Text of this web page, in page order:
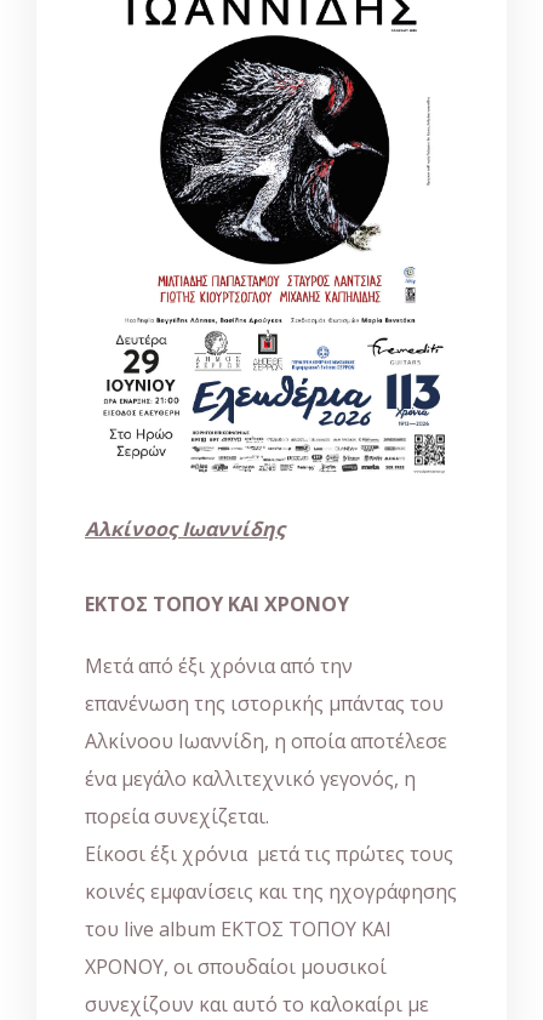
Αλκίνοος Ιωαννίδης
ΕΚΤΟΣ ΤΟΠΟΥ ΚΑΙ ΧΡΟΝΟΥ
Μετά από έξι χρόνια από την
επανένωση της ιστορικής μπάντας του
Αλκίνοου Ιωαννίδη, η οποία αποτέλεσε
ένα μεγάλο καλλιτεχνικό γεγονός, η
πορεία συνεχίζεται.
Είκοσι έξι χρόνια μετά τις πρώτες τους
κοινές εμφανίσεις και της ηχογράφησης
του live album ΕΚΤΟΣ ΤΟΠΟΥ ΚΑΙ
ΧΡΟΝΟΥ, οι σπουδαίοι μουσικοί
συνεχίζουν και αυτό το καλοκαίρι με